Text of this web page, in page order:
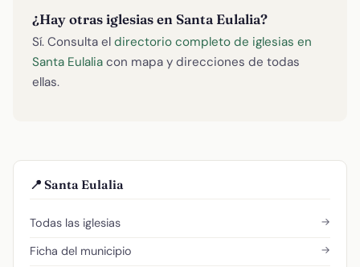
¿Hay otras iglesias en Santa Eulalia?
Sí. Consulta el directorio completo de iglesias en
Santa Eulalia con mapa y direcciones de todas
ellas.
📍 Santa Eulalia
Todas las iglesias →
Ficha del municipio →